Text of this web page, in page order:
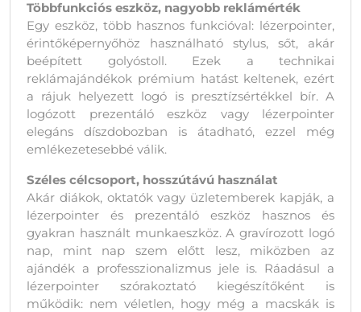
Többfunkciós eszköz, nagyobb reklámérték
Egy eszköz, több hasznos funkcióval: lézerpointer,
érintőképernyőhöz használható stylus, sőt, akár
beépített golyóstoll. Ezek a technikai
reklámajándékok prémium hatást keltenek, ezért
a rájuk helyezett logó is presztízsértékkel bír. A
logózott prezentáló eszköz vagy lézerpointer
elegáns díszdobozban is átadható, ezzel még
emlékezetesebbé válik.
Széles célcsoport, hosszútávú használat
Akár diákok, oktatók vagy üzletemberek kapják, a
lézerpointer és prezentáló eszköz hasznos és
gyakran használt munkaeszköz. A gravírozott logó
nap, mint nap szem előtt lesz, miközben az
ajándék a professzionalizmus jele is. Ráadásul a
lézerpointer szórakoztató kiegészítőként is
működik: nem véletlen, hogy még a macskák is